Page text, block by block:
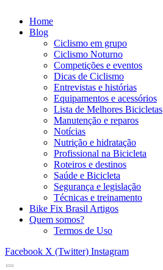
Home
Blog
Ciclismo em grupo
Ciclismo Noturno
Competições e eventos
Dicas de Ciclismo
Entrevistas e histórias
Equipamentos e acessórios
Lista de Melhores Bicicletas
Manutenção e reparos
Notícias
Nutrição e hidratação
Profissional na Bicicleta
Roteiros e destinos
Saúde e Bicicleta
Segurança e legislação
Técnicas e treinamento
Bike Fix Brasil Artigos
Quem somos?
Termos de Uso
Facebook X (Twitter) Instagram